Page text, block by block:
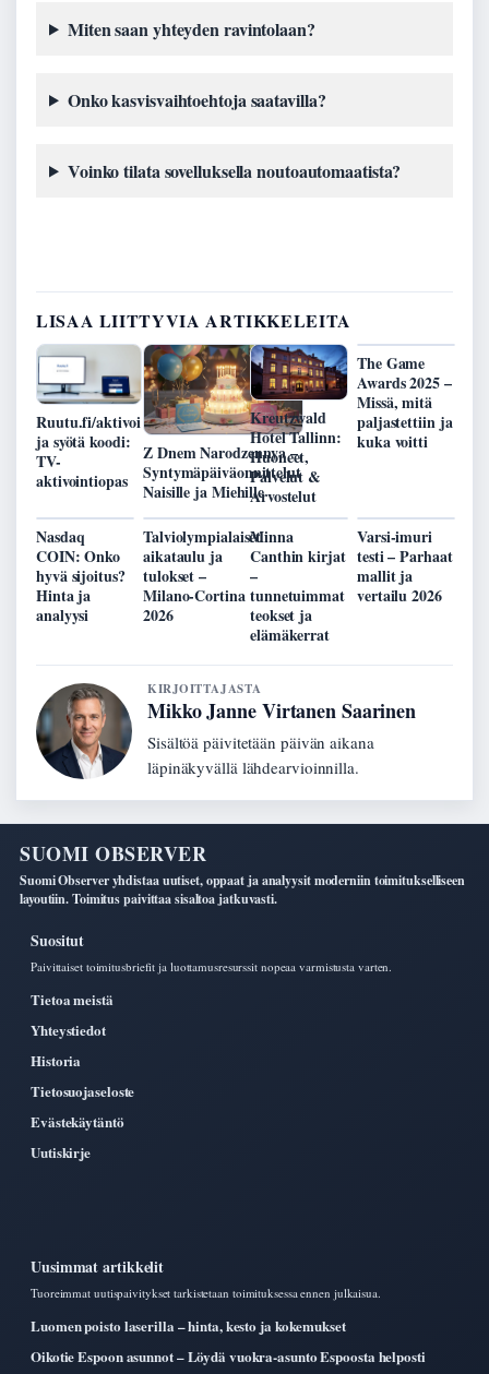
Miten saan yhteyden ravintolaan?
Onko kasvisvaihtoehtoja saatavilla?
Voinko tilata sovelluksella noutoautomaatista?
LISAA LIITTYVIA ARTIKKELEITA
Ruutu.fi/aktivoi
ja syötä koodi:
TV-
aktivointiopas
Z Dnem Narodzennya –
Syntymäpäiväonnittelut
Naisille ja Miehille
Kreutzwald
Hotel Tallinn:
Huoneet,
Palvelut &
Arvostelut
The Game
Awards 2025 –
Missä, mitä
paljastettiin ja
kuka voitti
Nasdaq
COIN: Onko
hyvä sijoitus?
Hinta ja
analyysi
Talviolympialaiset
aikataulu ja
tulokset –
Milano-Cortina
2026
Minna
Canthin kirjat
–
tunnetuimmat
teokset ja
elämäkerrat
Varsi-imuri
testi – Parhaat
mallit ja
vertailu 2026
KIRJOITTAJASTA
Mikko Janne Virtanen Saarinen
Sisältöä päivitetään päivän aikana
läpinäkyvällä lähdearvioinnilla.
SUOMI OBSERVER
Suomi Observer yhdistaa uutiset, oppaat ja analyysit moderniin toimitukselliseen
layoutiin. Toimitus paivittaa sisaltoa jatkuvasti.
Suositut
Paivittaiset toimitusbriefit ja luottamusresurssit nopeaa varmistusta varten.
Tietoa meistä
Yhteystiedot
Historia
Tietosuojaseloste
Evästekäytäntö
Uutiskirje
Uusimmat artikkelit
Tuoreimmat uutispaivitykset tarkistetaan toimituksessa ennen julkaisua.
Luomen poisto laserilla – hinta, kesto ja kokemukset
Oikotie Espoon asunnot – Löydä vuokra-asunto Espoosta helposti